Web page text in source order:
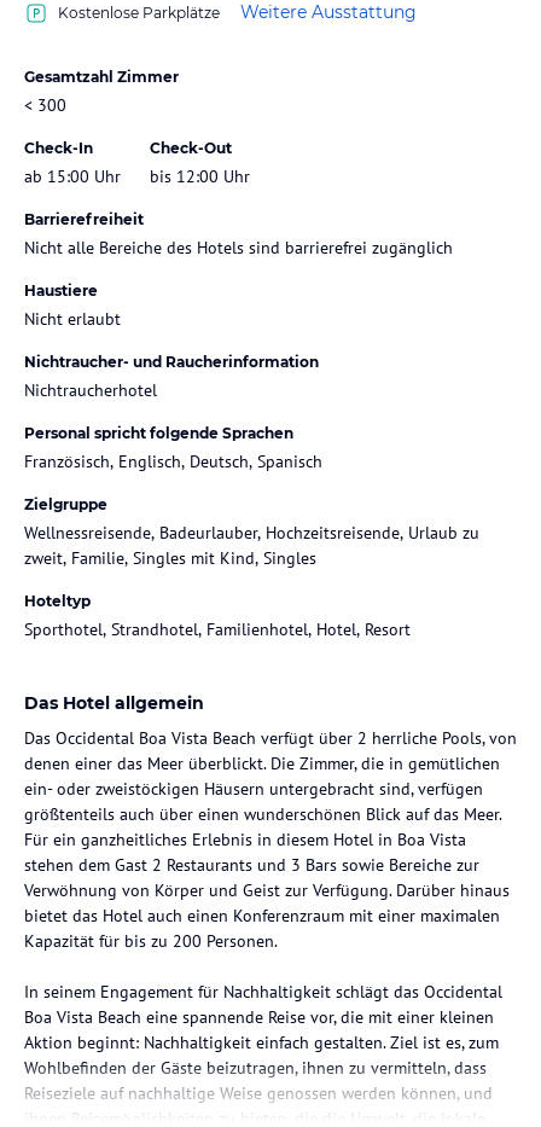
Kostenlose Parkplätze Weitere Ausstattung
Gesamtzahl Zimmer
< 300
Check-In
ab 15:00 Uhr
Check-Out
bis 12:00 Uhr
Barrierefreiheit
Nicht alle Bereiche des Hotels sind barrierefrei zugänglich
Haustiere
Nicht erlaubt
Nichtraucher- und Raucherinformation
Nichtraucherhotel
Personal spricht folgende Sprachen
Französisch, Englisch, Deutsch, Spanisch
Zielgruppe
Wellnessreisende, Badeurlauber, Hochzeitsreisende, Urlaub zu
zweit, Familie, Singles mit Kind, Singles
Hoteltyp
Sporthotel, Strandhotel, Familienhotel, Hotel, Resort
Das Hotel allgemein
Das Occidental Boa Vista Beach verfügt über 2 herrliche Pools, von
denen einer das Meer überblickt. Die Zimmer, die in gemütlichen
ein- oder zweistöckigen Häusern untergebracht sind, verfügen
größtenteils auch über einen wunderschönen Blick auf das Meer.
Für ein ganzheitliches Erlebnis in diesem Hotel in Boa Vista
stehen dem Gast 2 Restaurants und 3 Bars sowie Bereiche zur
Verwöhnung von Körper und Geist zur Verfügung. Darüber hinaus
bietet das Hotel auch einen Konferenzraum mit einer maximalen
Kapazität für bis zu 200 Personen.
In seinem Engagement für Nachhaltigkeit schlägt das Occidental
Boa Vista Beach eine spannende Reise vor, die mit einer kleinen
Aktion beginnt: Nachhaltigkeit einfach gestalten. Ziel ist es, zum
Wohlbefinden der Gäste beizutragen, ihnen zu vermitteln, dass
Reiseziele auf nachhaltige Weise genossen werden können, und
ihnen Reisemöglichkeiten zu bieten, die die Umwelt, die lokale